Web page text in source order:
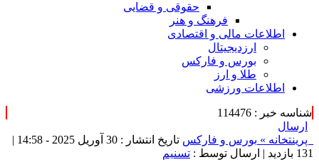
حقوقی و قضایی
فرهنگ و هنر
اطلاعات مالی و اقتصادی
ارزدیجیتال
بورس و فارکس
طلا و ارز
اطلاعات ورزشی
شناسه خبر : 114476
ارسال
پرینتخانه » بورس و فارکس تاریخ انتشار : 30 آوریل 2025 - 14:58 |
131 بازدید
| ارسال توسط : تسنیم